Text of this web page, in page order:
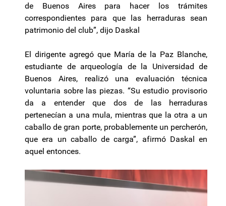
de Buenos Aires para hacer los trámites
correspondientes para que las herraduras sean
patrimonio del club”, dijo Daskal
El dirigente agregó que María de la Paz Blanche,
estudiante de arqueología de la Universidad de
Buenos Aires, realizó una evaluación técnica
voluntaria sobre las piezas. “Su estudio provisorio
da a entender que dos de las herraduras
pertenecían a una mula, mientras que la otra a un
caballo de gran porte, probablemente un percherón,
que era un caballo de carga”, afirmó Daskal en
aquel entonces.